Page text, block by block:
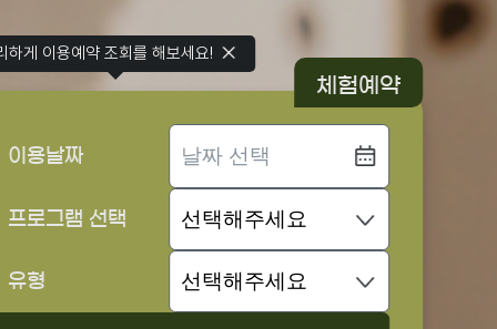
이용날짜
프로그램 선택
유형
체험예약
하게 이용예약 조회를 해보세요!